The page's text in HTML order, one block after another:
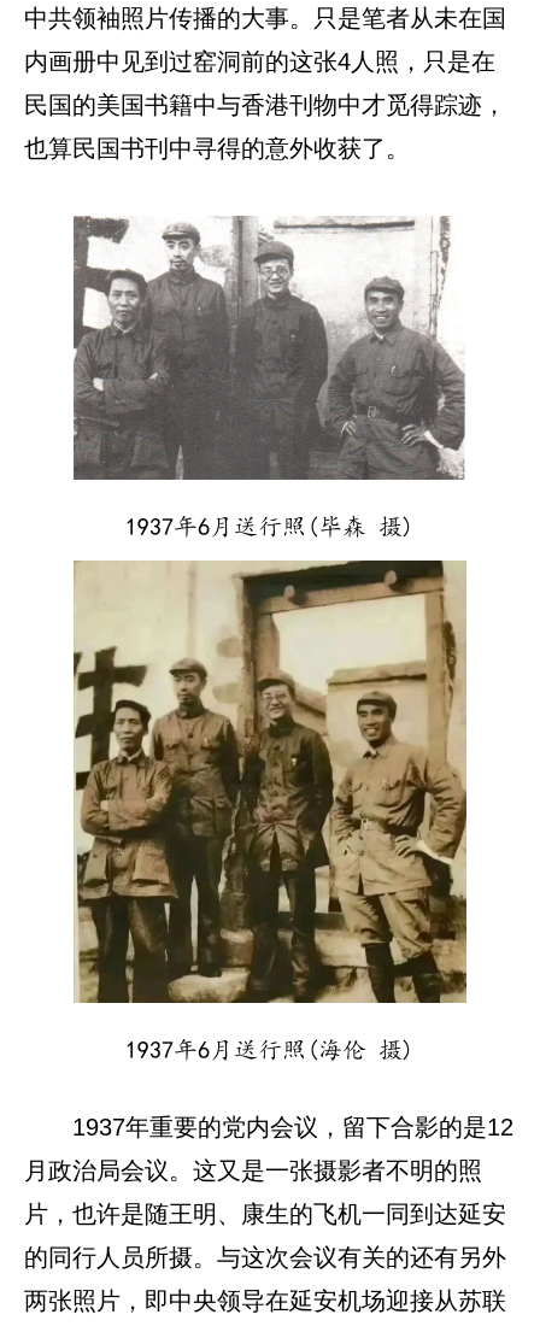
中共领袖照片传播的大事。只是笔者从未在国
内画册中见到过窑洞前的这张4人照，只是在
民国的美国书籍中与香港刊物中才觅得踪迹，
也算民国书刊中寻得的意外收获了。
1937年6月送行照(毕森 摄)
1937年6月送行照(海伦 摄)
1937年重要的党内会议，留下合影的是12
月政治局会议。这又是一张摄影者不明的照
片，也许是随王明、康生的飞机一同到达延安
的同行人员所摄。与这次会议有关的还有另外
两张照片，即中央领导在延安机场迎接从苏联